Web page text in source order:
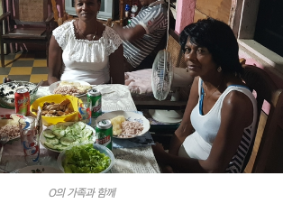
O의 가족과 함께